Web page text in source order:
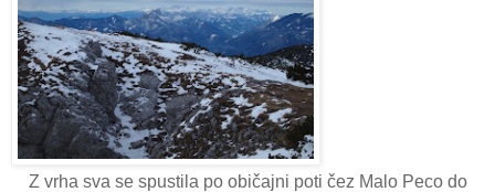
Z vrha sva se spustila po običajni poti čez Malo Peco do